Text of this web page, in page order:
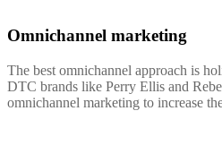
Omnichannel marketing
The best omnichannel approach is
DTC brands like Perry Ellis and
omnichannel marketing to increase